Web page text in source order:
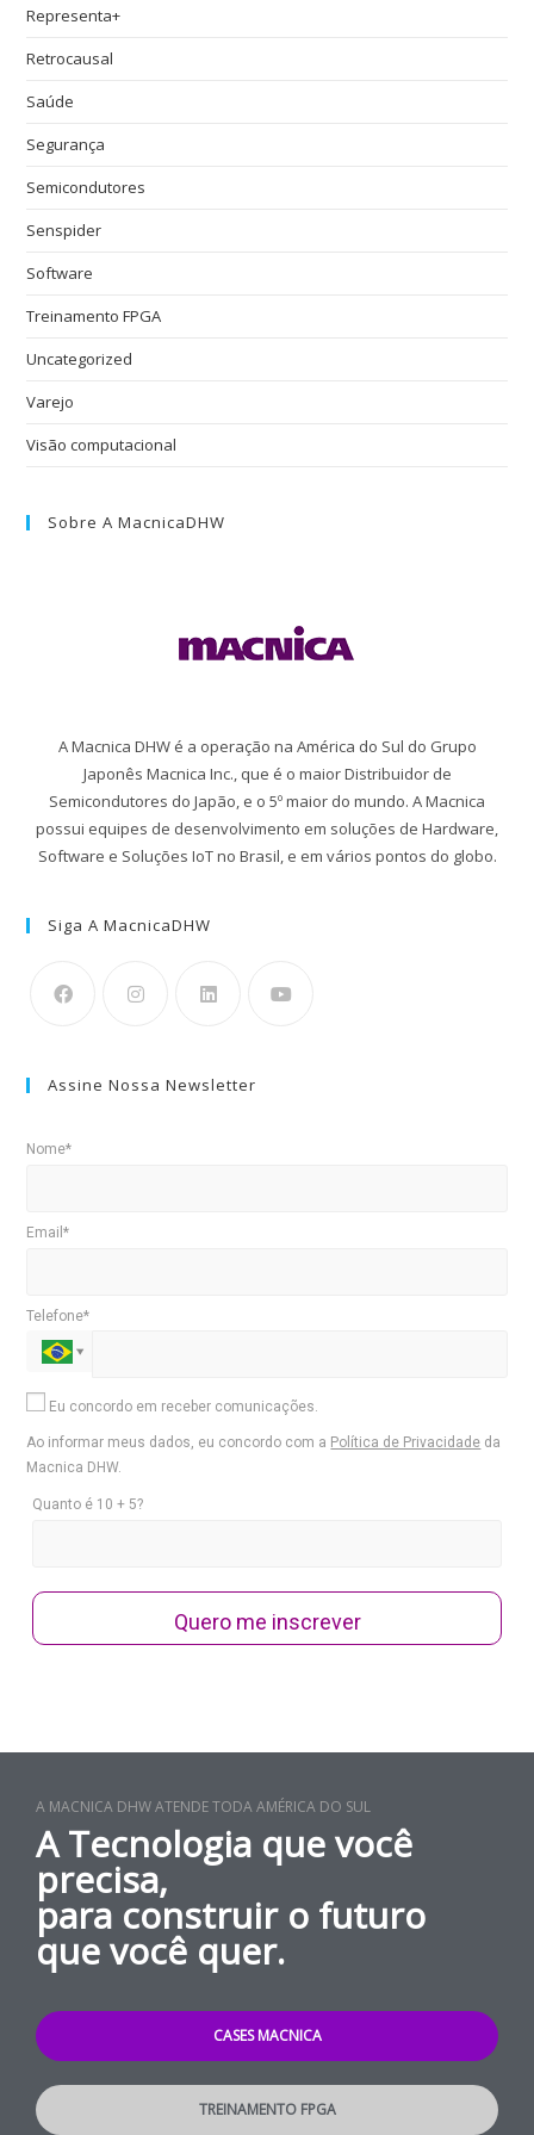
Representa+
Retrocausal
Saúde
Segurança
Semicondutores
Senspider
Software
Treinamento FPGA
Uncategorized
Varejo
Visão computacional
Sobre A MacnicaDHW
A Macnica DHW é a operação na América do Sul do Grupo
Japonês Macnica Inc., que é o maior Distribuidor de
Semicondutores do Japão, e o 5º maior do mundo. A Macnica
possui equipes de desenvolvimento em soluções de Hardware,
Software e Soluções IoT no Brasil, e em vários pontos do globo.
Siga A MacnicaDHW
Assine Nossa Newsletter
Nome*
Email*
Telefone*
Eu concordo em receber comunicações.
Ao informar meus dados, eu concordo com a Política de Privacidade da
Macnica DHW.
Quanto é 10 + 5?
Quero me inscrever
A MACNICA DHW ATENDE TODA AMÉRICA DO SUL
A Tecnologia que você
precisa,
para construir o futuro
que você quer.
CASES MACNICA
TREINAMENTO FPGA